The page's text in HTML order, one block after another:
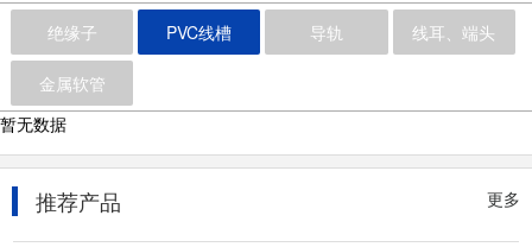
绝缘子 PVC线槽 导轨 线耳、端头
金属软管
暂无数据
更多
推荐产品
2020-10-22
2020-08-14